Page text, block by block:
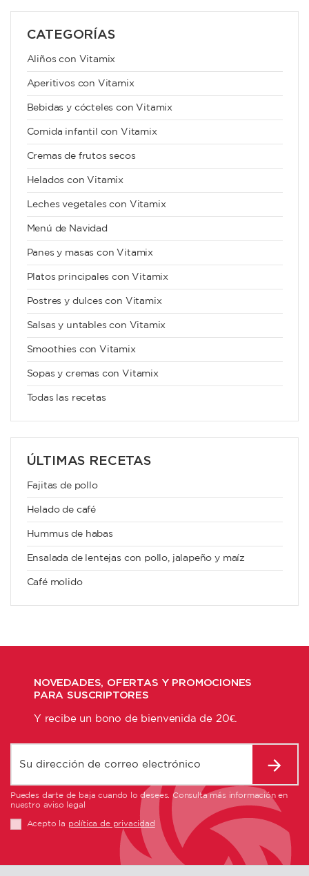
CATEGORÍAS
Aliños con Vitamix
Aperitivos con Vitamix
Bebidas y cócteles con Vitamix
Comida infantil con Vitamix
Cremas de frutos secos
Helados con Vitamix
Leches vegetales con Vitamix
Menú de Navidad
Panes y masas con Vitamix
Platos principales con Vitamix
Postres y dulces con Vitamix
Salsas y untables con Vitamix
Smoothies con Vitamix
Sopas y cremas con Vitamix
Todas las recetas
ÚLTIMAS RECETAS
Fajitas de pollo
Helado de café
Hummus de habas
Ensalada de lentejas con pollo, jalapeño y maíz
Café molido
NOVEDADES, OFERTAS Y PROMOCIONES
PARA SUSCRIPTORES
Y recibe un bono de bienvenida de 20€.
Puedes darte de baja cuando lo desees. Consulta más información en
nuestro aviso legal
Acepto la política de privacidad